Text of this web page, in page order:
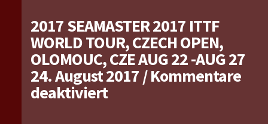
2017 SEAMASTER 2017 ITTF
WORLD TOUR, CZECH OPEN,
OLOMOUC, CZE AUG 22 -AUG 27
24. August 2017/Kommentare
deaktiviertfür